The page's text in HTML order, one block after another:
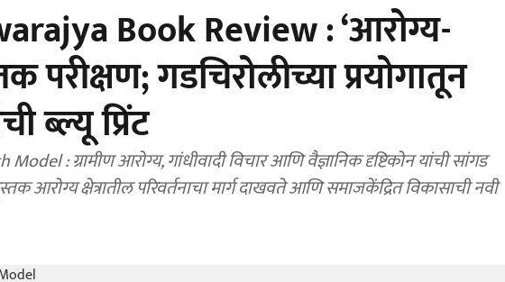
Book Review : ‘आरोग्य-
परीक्षण; गडचिरोलीच्या प्रयोगातून
ब्ल्यू प्रिंट
: ग्रामीण आरोग्य, गांधीवादी विचार आणि वैज्ञानिक दृष्टिकोन यांची सांगड
आरोग्य क्षेत्रातील परिवर्तनाचा मार्ग दाखवते आणि समाजकेंद्रित विकासाची नवी